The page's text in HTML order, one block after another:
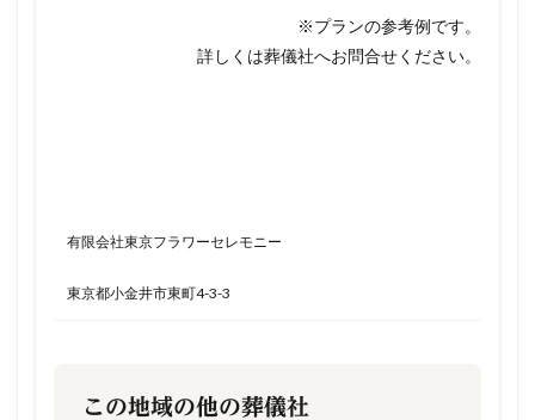
※プランの参考例です。
詳しくは葬儀社へお問合せください。
有限会社東京フラワーセレモニー
東京都小金井市東町4-3-3
この地域の他の葬儀社